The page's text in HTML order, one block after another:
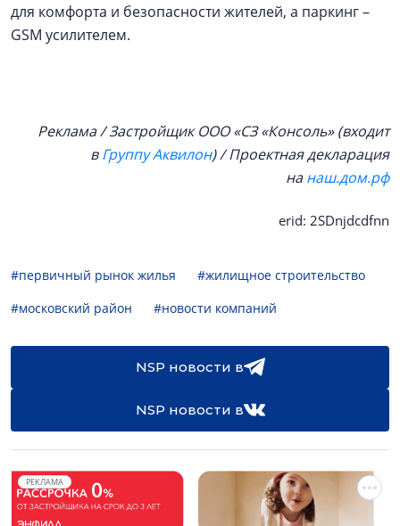
для комфорта и безопасности жителей, а паркинг –
GSM усилителем.
Реклама / Застройщик ООО «СЗ «Консоль» (входит
вГруппу Аквилон) / Проектная декларация
нанаш.дом.рф
erid: 2SDnjdcdfnn
#первичный рынок жилья
#жилищное строительство
#московский район
#новости компаний
NSP новости в
NSP новости в
РЕКЛАМА